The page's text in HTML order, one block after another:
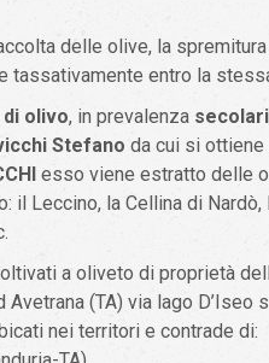
delle olive, la
tassativamente entro la
olivo, in prevalenza secolari
Stefano da cui si ottiene
esso viene estratto delle
il Leccino, la Cellina di Nardò,
a oliveto di proprietà
(TA) via lago D’Iseo
nei territori e contrade di: